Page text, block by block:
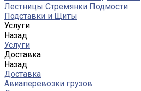
Лестницы Стремянки Подмости
Подставки и Щиты
Услуги
Назад
Услуги
Доставка
Назад
Доставка
Авиаперевозки грузов